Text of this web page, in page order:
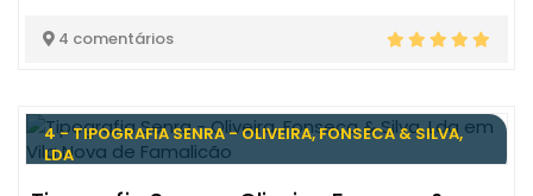
4 comentários
4 - TIPOGRAFIA SENRA - OLIVEIRA, FONSECA & SILVA,
LDA